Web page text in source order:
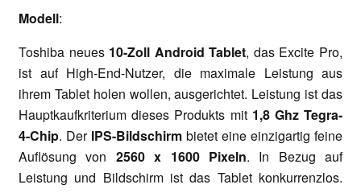
Modell:
Toshiba neues 10-Zoll Android Tablet, das Excite Pro,
ist auf High-End-Nutzer, die maximale Leistung aus
ihrem Tablet holen wollen, ausgerichtet. Leistung ist das
Hauptkaufkriterium dieses Produkts mit 1,8 Ghz Tegra-
4-Chip. Der IPS-Bildschirm bietet eine einzigartig feine
Auflösung von 2560 x 1600 Pixeln. In Bezug auf
Leistung und Bildschirm ist das Tablet konkurrenzlos.